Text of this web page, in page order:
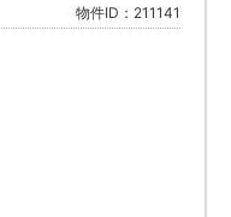
物件ID：211141